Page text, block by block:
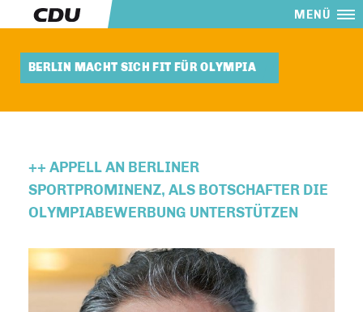
MENÜ
BERLIN MACHT SICH FIT FÜR OLYMPIA
++ APPELL AN BERLINER
SPORTPROMINENZ, ALS BOTSCHAFTER DIE
OLYMPIABEWERBUNG UNTERSTÜTZEN